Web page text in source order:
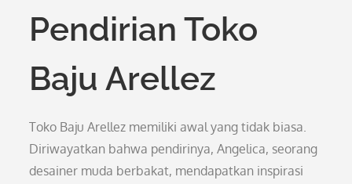
Pendirian Toko
Baju Arellez
Toko Baju Arellez memiliki awal yang tidak biasa.
Diriwayatkan bahwa pendirinya, Angelica, seorang
desainer muda berbakat, mendapatkan inspirasi